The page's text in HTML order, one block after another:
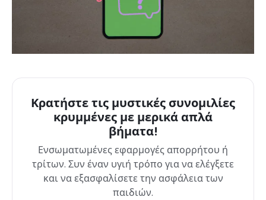
Κρατήστε τις μυστικές συνομιλίες
κρυμμένες με μερικά απλά
βήματα!
Ενσωματωμένες εφαρμογές απορρήτου ή
τρίτων. Συν έναν υγιή τρόπο για να ελέγξετε
και να εξασφαλίσετε την ασφάλεια των
παιδιών.